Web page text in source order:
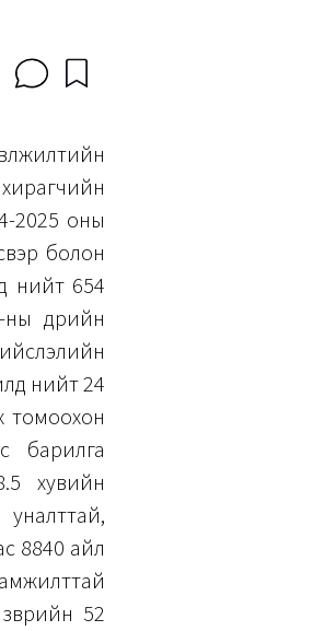
2025 оны
болон
нийт 654
ны өдрийн
нийт 24
томоохон
барилга
хувийн
8840 айл
52